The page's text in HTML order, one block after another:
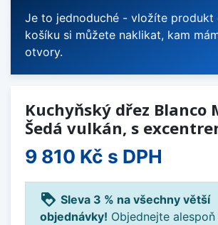
Je to jednoduché - vložíte produkt
košíku si můžete naklikat, kam
otvory.
Kuchyňský dřez Blanco
Šedá vulkán, s
9 810 Kč s DPH
loyalty Sleva 3 % na všechny větší
objednávky! Objednejte